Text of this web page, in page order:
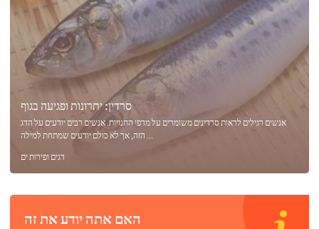
סרדין: יתרונות ופגיעה בגוף
אנשים רגילים לראות סרדינים משומרים על מדפי החנויות. אנשים רבים יודעים על הדג
הזה, אך לא כולם יודעים שמתחת למילה ...
דגים ופירות ים
האם אתה יודע את זה